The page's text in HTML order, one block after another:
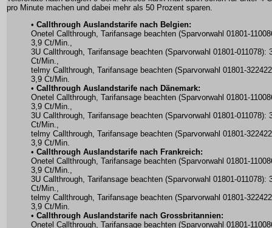
pro Minute machen und dabei mehr als 50 Prozent sparen.
• Callthrough Auslandstarife nach Belgien:
Onetel Callthrough, Tarifansage beachten (Sparvorwahl 01801-
3,9 Ct/Min.,
3U Callthrough, Tarifansage beachten (Sparvorwahl 01801-011078):
Ct/Min.,
telmy Callthrough, Tarifansage beachten (Sparvorwahl 01801-
3,9 Ct/Min.
• Callthrough Auslandstarife nach Dänemark:
Onetel Callthrough, Tarifansage beachten (Sparvorwahl 01801-
3,9 Ct/Min.,
3U Callthrough, Tarifansage beachten (Sparvorwahl 01801-011078):
Ct/Min.,
telmy Callthrough, Tarifansage beachten (Sparvorwahl 01801-
3,9 Ct/Min.
• Callthrough Auslandstarife nach Frankreich:
Onetel Callthrough, Tarifansage beachten (Sparvorwahl 01801-
3,9 Ct/Min.,
3U Callthrough, Tarifansage beachten (Sparvorwahl 01801-011078):
Ct/Min.,
telmy Callthrough, Tarifansage beachten (Sparvorwahl 01801-
3,9 Ct/Min.
• Callthrough Auslandstarife nach Grossbritannien:
Onetel Callthrough, Tarifansage beachten (Sparvorwahl 01801-